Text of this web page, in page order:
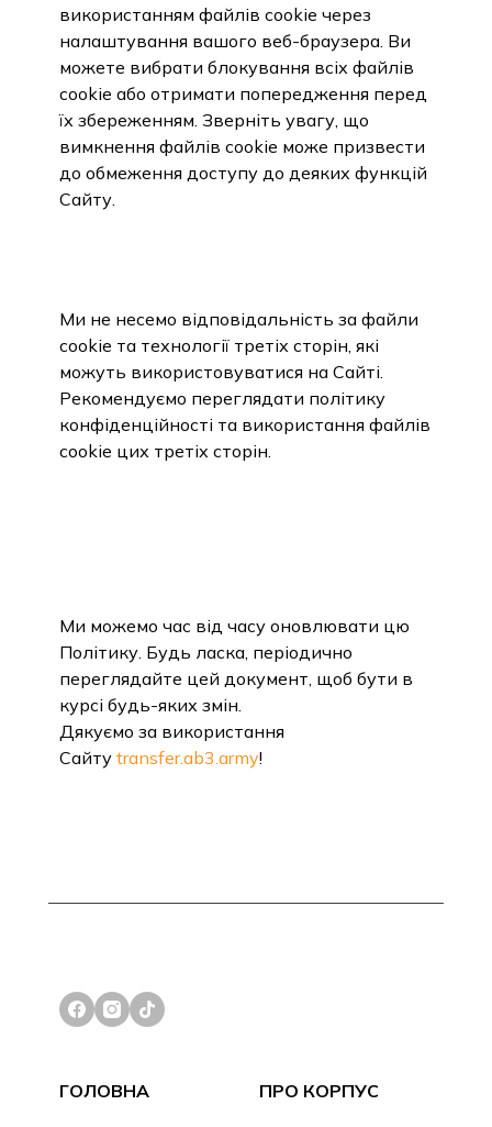
використанням файлів cookie через
налаштування вашого веб-браузера. Ви
можете вибрати блокування всіх файлів
cookie або отримати попередження перед
їх збереженням. Зверніть увагу, що
вимкнення файлів cookie може призвести
до обмеження доступу до деяких функцій
Сайту.
Ми не несемо відповідальність за файли
cookie та технології третіх сторін, які
можуть використовуватися на Сайті.
Рекомендуємо переглядати політику
конфіденційності та використання файлів
cookie цих третіх сторін.
Ми можемо час від часу оновлювати цю
Політику. Будь ласка, періодично
переглядайте цей документ, щоб бути в
курсі будь-яких змін.
Дякуємо за використання
Сайту transfer.ab3.army!
ГОЛОВНА ПРО КОРПУС